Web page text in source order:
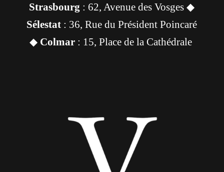
Strasbourg : 62, Avenue des Vosges ◆
Sélestat : 36, Rue du Président Poincaré
◆ Colmar: 15, Place de la Cathédrale